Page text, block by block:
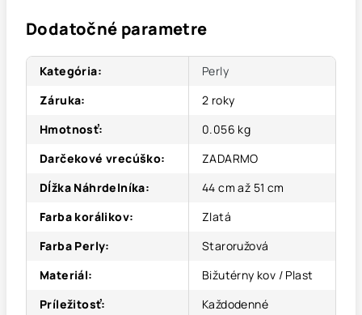
Dodatočné parametre
Kategória:
Perly
Záruka:
2 roky
Hmotnosť:
0.056 kg
Darčekové vrecúško:
ZADARMO
Dĺžka Náhrdelníka:
44 cm až 51 cm
Farba korálikov:
Zlatá
Farba Perly:
Staroružová
Materiál:
Bižutérny kov / Plast
Príležitosť: Každodenné